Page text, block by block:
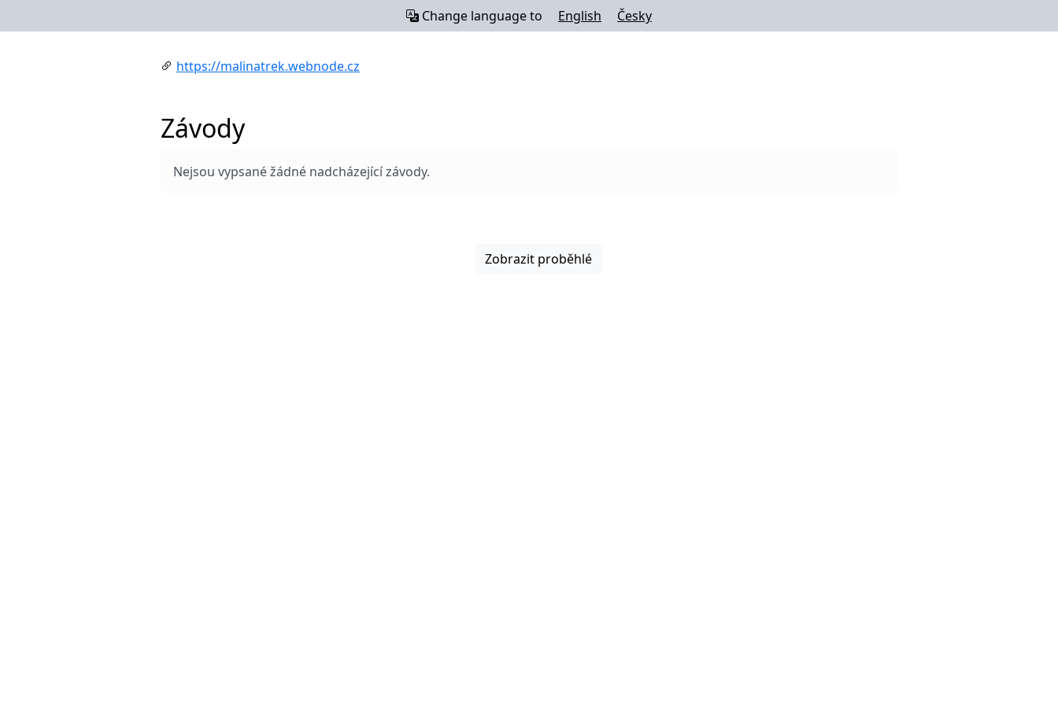
Change language to English Česky
https://malinatrek.webnode.cz
Závody
Nejsou vypsané žádné nadcházející závody.
Zobrazit proběhlé